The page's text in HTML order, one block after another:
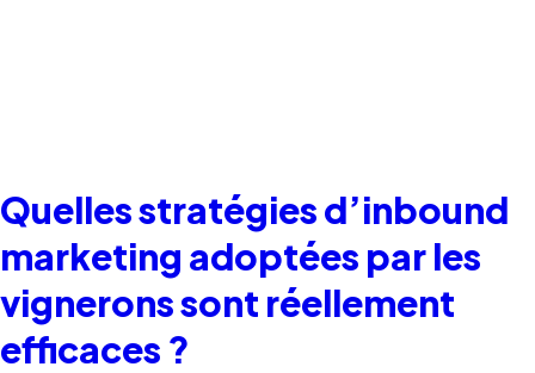
Quelles stratégies d’inbound
marketing adoptées par les
vignerons sont réellement
efficaces ?